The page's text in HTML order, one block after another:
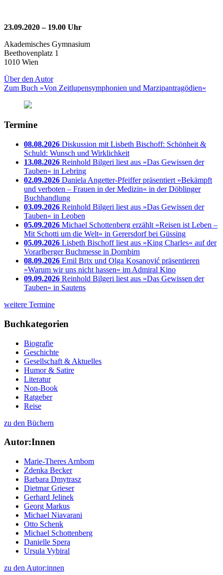
23.09.2020 – 19.00 Uhr
Akademisches Gymnasium
Beethovenplatz 1
1010 Wien
Über den Autor
Zum Buch »Von Zeitlupensymphonien und Marzipantragödien«
Termine
08.08.2026 Diskussion mit Lisbeth Bischoff: Schönheit &
Schuld: Wunsch und Wirklichkeit
13.08.2026 Reinhold Bilgeri liest aus »Das Gewissen der
Tauben« in Lebring
02.09.2026 Daniela Angetter-Pfeiffer präsentiert »Bekämpft
und verboten – Frauen in der Medizin« in der Döblinger
Buchhandlung
03.09.2026 Reinhold Bilgeri liest aus »Das Gewissen der
Tauben« in Leoben
05.09.2026 Michael Schottenberg erzählt »Reisen ist Leben –
Mit Schotti um die Welt« in Gerersdorf bei Güssing
05.09.2026 Lisbeth Bischoff liest aus »King Charles« auf der
Vorarlberger Buchmesse in Dornbirn
08.09.2026 Emil Brix und Olga Kosanović präsentieren
»Warum wir uns nicht hassen« im Admiral Kino
09.09.2026 Reinhold Bilgeri liest aus »Das Gewissen der
Tauben« in Sautens
weitere Termine
Buchkategorien
Biografie
Geschichte
Gesellschaft & Aktuelles
Humor & Satire
Literatur
Non-Book
Ratgeber
Reise
zu den Büchern
Autor:Innen
Marie-Theres Arnbom
Zdenka Becker
Barbara Dmytrasz
Dietmar Grieser
Gerhard Jelinek
Georg Markus
Michael Niavarani
Otto Schenk
Michael Schottenberg
Danielle Spera
Ursula Vybiral
zu den Autor:innen